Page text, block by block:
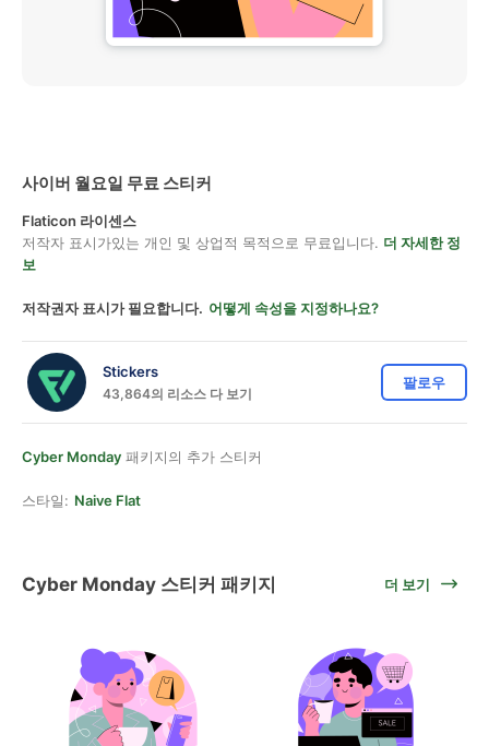
사이버 월요일 무료 스티커
Flaticon 라이센스
저작자 표시가있는 개인 및 상업적 목적으로 무료입니다. 더 자세한 정
보
저작권자 표시가 필요합니다. 어떻게 속성을 지정하나요?
Stickers
43,864의 리소스 다 보기
팔로우
Cyber Monday 패키지의 추가 스티커
스타일: Naive Flat
Cyber Monday 스티커 패키지 더 보기